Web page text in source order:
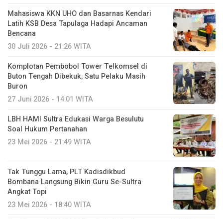
Mahasiswa KKN UHO dan Basarnas Kendari
Latih KSB Desa Tapulaga Hadapi Ancaman
Bencana
30 Juli 2026 - 21:26 WITA
Komplotan Pembobol Tower Telkomsel di
Buton Tengah Dibekuk, Satu Pelaku Masih
Buron
27 Juni 2026 - 14:01 WITA
LBH HAMI Sultra Edukasi Warga Besulutu
Soal Hukum Pertanahan
23 Mei 2026 - 21:49 WITA
Tak Tunggu Lama, PLT Kadisdikbud
Bombana Langsung Bikin Guru Se-Sultra
Angkat Topi
23 Mei 2026 - 18:40 WITA